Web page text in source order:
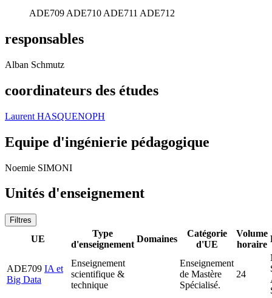
ADE709 ADE710 ADE711 ADE712
responsables
Alban Schmutz
coordinateurs des études
Laurent HASQUENOPH
Equipe d'ingénierie pédagogique
Noemie SIMONI
Unités d'enseignement
Filtres
UE
Type
d'enseignement
Domaines
Catégorie
d'UE
Volume
horaire
ADE709 IA et
Big Data
Enseignement
scientifique &
technique
Enseignement
de Mastère
Spécialisé.
24